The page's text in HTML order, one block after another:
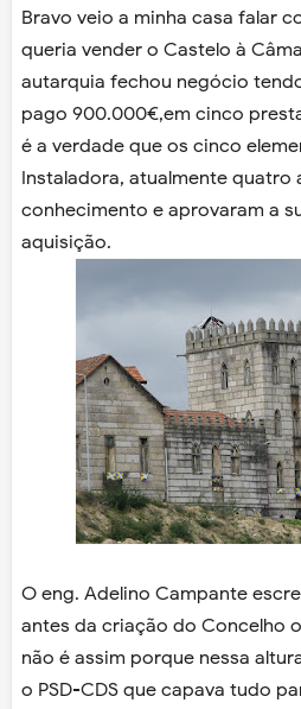
Bravo veio a minha casa falar
queria vender o Castelo à
autarquia fechou negócio
pago 900.000€,em cinco
é a verdade que os cinco
Instaladora, atualmente quatro
conhecimento e aprovaram a
aquisição.
O eng. Adelino Campante
antes da criação do Concelho
não é assim porque nessa
o PSD-CDS que capava tudo